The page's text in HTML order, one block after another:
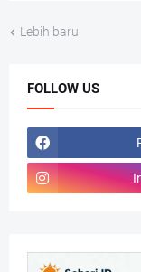
Lebih baru
FOLLOW US